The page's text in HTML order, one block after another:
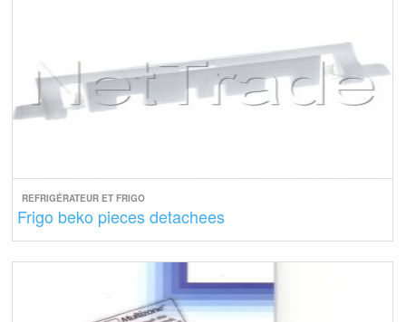
REFRIGÉRATEUR ET FRIGO
Frigo beko pieces detachees